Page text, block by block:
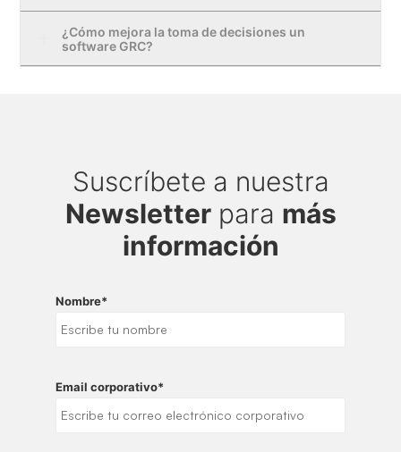
¿Cómo mejora la toma de decisiones un
software GRC?
Suscríbete a nuestra
Newsletterpara más
información
Nombre*
Email corporativo*